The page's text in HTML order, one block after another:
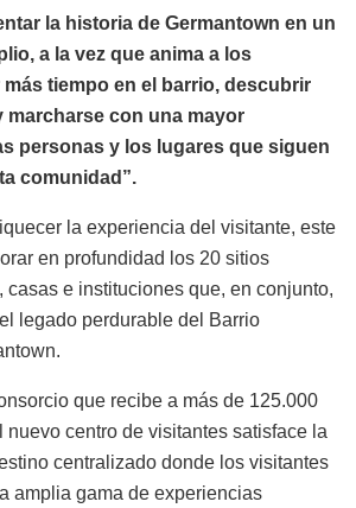
la historia de Germantown en un
a la vez que anima a los
tiempo en el barrio, descubrir
marcharse con una mayor
personas y los lugares que siguen
comunidad”.
la experiencia del visitante, este
en profundidad los 20 sitios
casas e instituciones que, en conjunto,
legado perdurable del Barrio
que recibe a más de 125.000
nuevo centro de visitantes satisface la
centralizado donde los visitantes
amplia gama de experiencias